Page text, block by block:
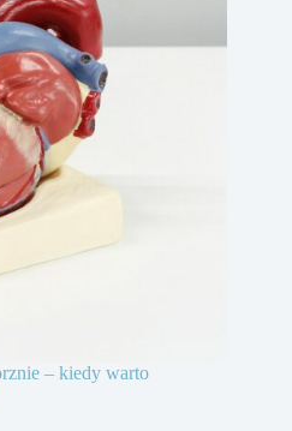
– kiedy warto